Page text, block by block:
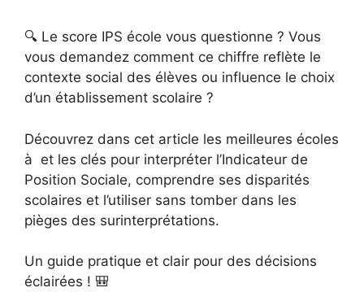
🔍 Le score IPS école vous questionne ? Vous
vous demandez comment ce chiffre reflète le
contexte social des élèves ou influence le choix
d’un établissement scolaire ?
Découvrez dans cet article les meilleures écoles
à et les clés pour interpréter l’Indicateur de
Position Sociale, comprendre ses disparités
scolaires et l’utiliser sans tomber dans les
pièges des surinterprétations.
Un guide pratique et clair pour des décisions
éclairées ! 🎒